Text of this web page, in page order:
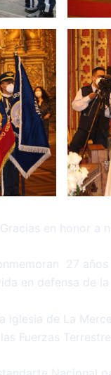
en honor a
27
en defensa de
iglesia de La
Fuerzas